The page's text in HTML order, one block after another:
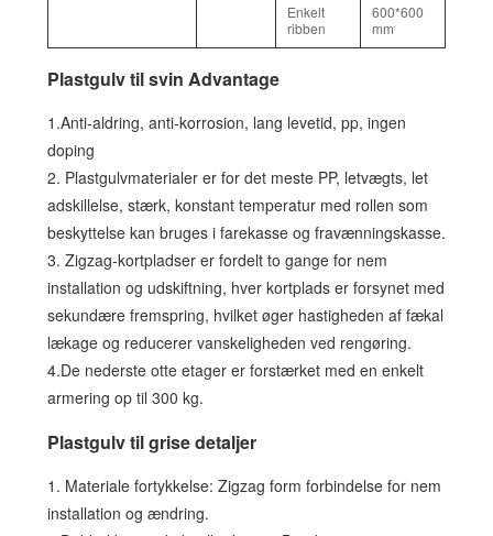
Enkelt
ribben
600*600
mm
Plastgulv til svin Advantage
1.Anti-aldring, anti-korrosion, lang levetid, pp, ingen
doping
2. Plastgulvmaterialer er for det meste PP, letvægts, let
adskillelse, stærk, konstant temperatur med rollen som
beskyttelse kan bruges i farekasse og fravænningskasse.
3. Zigzag-kortpladser er fordelt to gange for nem
installation og udskiftning, hver kortplads er forsynet med
sekundære fremspring, hvilket øger hastigheden af ​​fækal
lækage og reducerer vanskeligheden ved rengøring.
4.De nederste otte etager er forstærket med en enkelt
armering op til 300 kg.
Plastgulv til grise detaljer
1. Materiale fortykkelse: Zigzag form forbindelse for nem
installation og ændring.